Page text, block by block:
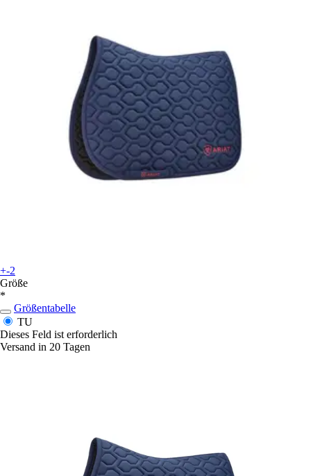
+-2
Größe
*
Größentabelle
TU
Dieses Feld ist erforderlich
Versand in 20 Tagen